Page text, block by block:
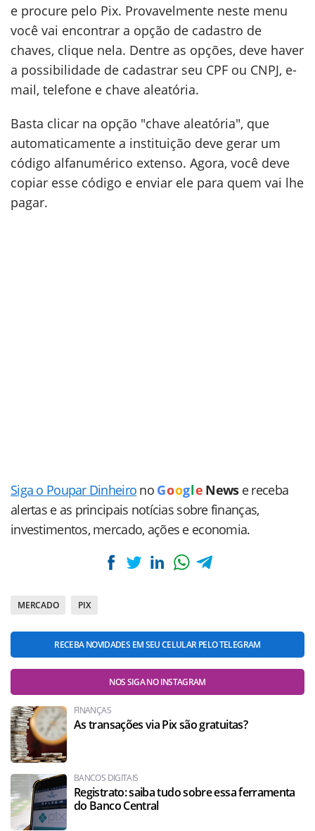
e procure pelo Pix. Provavelmente neste menu
você vai encontrar a opção de cadastro de
chaves, clique nela. Dentre as opções, deve haver
a possibilidade de cadastrar seu CPF ou CNPJ, e-
mail, telefone e chave aleatória.
Basta clicar na opção "chave aleatória", que
automaticamente a instituição deve gerar um
código alfanumérico extenso. Agora, você deve
copiar esse código e enviar ele para quem vai lhe
pagar.
Siga o Poupar Dinheiro no Goog le News e receba
alertas e as principais notícias sobre finanças,
investimentos, mercado, ações e economia.
MERCADO PIX
RECEBA NOVIDADES EM SEU CELULAR PELO TELEGRAM
NOS SIGA NO INSTAGRAM
FINANÇAS
As transações via Pix são gratuitas?
BANCOS DIGITAIS
Registrato: saiba tudo sobre essa ferramenta
do Banco Central